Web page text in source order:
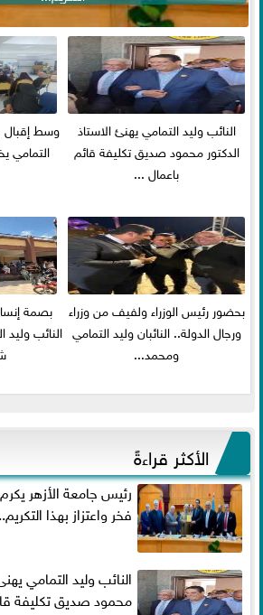
النائب وليد التمامي يهنئ الاستاذ
الدكتور محمود صديق تكليفة قائم
باعمال ...
وسط إقبال
التمامي
بحضور رئيس الوزراء ولفيف من وزراء
ورجال الدولة.. النائبان وليد التمامي
ومحمد...
بصمة
النائب
الأكثر قراءةً
رئيس جامعة الأزهر
فخر واعتزاز بهذا
النائب وليد التمامي
محمود صديق تكليفة